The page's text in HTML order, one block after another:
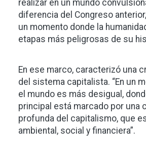
realizar en un mundo
diferencia del Congreso
un momento donde la
etapas más peligrosas de su
En ese marco, caracterizó una
del sistema capitalista. “En un
el mundo es más desigual,
principal está marcado por una
profunda del capitalismo, que
ambiental, social y financiera”.